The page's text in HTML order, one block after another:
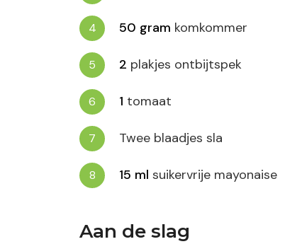
50 gram komkommer
2 plakjes ontbijtspek
1 tomaat
Twee blaadjes sla
15 ml suikervrije mayonaise
Aan de slag